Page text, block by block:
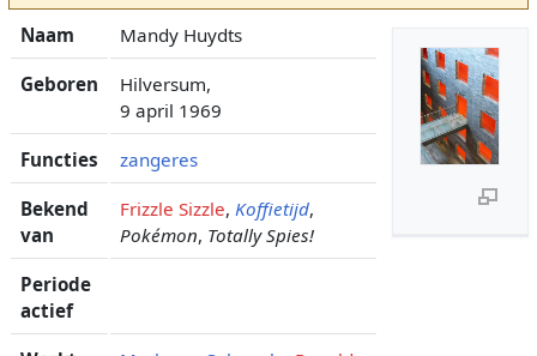
Naam Mandy Huydts
Geboren
Hilversum,
9 april 1969
Functies zangeres
Bekend
van
Frizzle Sizzle, Koffietijd,
Pokémon, Totally Spies!
Periode
actief